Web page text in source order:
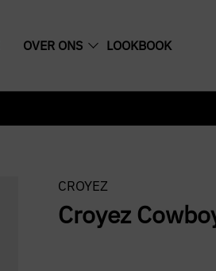
OVER ONS LOOKBOOK
CROYEZ
Croyez